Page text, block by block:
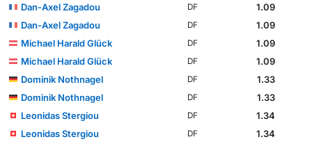
Dan-Axel Zagadou
DF
1.09
Dan-Axel Zagadou
DF
1.09
Michael Harald Glück
DF
1.09
Michael Harald Glück
DF
1.09
Dominik Nothnagel
DF
1.33
Dominik Nothnagel
DF
1.33
Leonidas Stergiou
DF
1.34
Leonidas Stergiou
DF
1.34